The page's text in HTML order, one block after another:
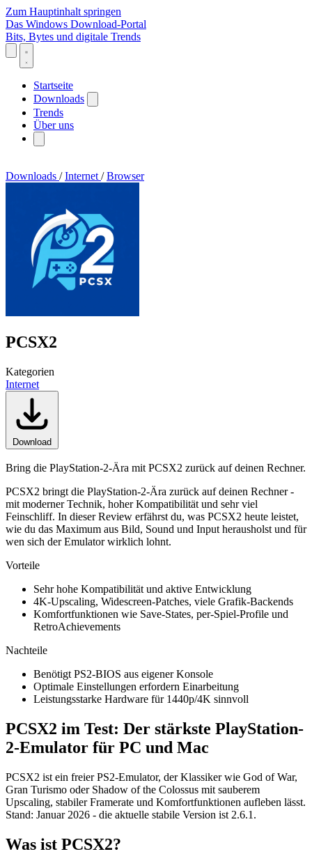
Zum Hauptinhalt springen
Das Windows Download-Portal
Bits, Bytes und digitale Trends
Startseite
Downloads
Trends
Über uns
Downloads / Internet / Browser
PCSX2
Kategorien
Internet
Download
Bring die PlayStation-2-Ära mit PCSX2 zurück auf deinen Rechner.
PCSX2 bringt die PlayStation-2-Ära zurück auf deinen Rechner -
mit moderner Technik, hoher Kompatibilität und sehr viel
Feinschliff. In dieser Review erfährst du, was PCSX2 heute leistet,
wie du das Maximum aus Bild, Sound und Input herausholst und für
wen sich der Emulator wirklich lohnt.
Vorteile
Sehr hohe Kompatibilität und aktive Entwicklung
4K-Upscaling, Widescreen-Patches, viele Grafik-Backends
Komfortfunktionen wie Save-States, per-Spiel-Profile und
RetroAchievements
Nachteile
Benötigt PS2-BIOS aus eigener Konsole
Optimale Einstellungen erfordern Einarbeitung
Leistungsstarke Hardware für 1440p/4K sinnvoll
PCSX2 im Test: Der stärkste PlayStation-
2-Emulator für PC und Mac
PCSX2 ist ein freier PS2-Emulator, der Klassiker wie God of War,
Gran Turismo oder Shadow of the Colossus mit sauberem
Upscaling, stabiler Framerate und Komfortfunktionen aufleben lässt.
Stand: Januar 2026 - die aktuelle stabile Version ist 2.6.1.
Was ist PCSX2?